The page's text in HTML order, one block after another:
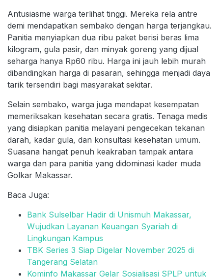
Antusiasme warga terlihat tinggi. Mereka rela antre
demi mendapatkan sembako dengan harga terjangkau.
Panitia menyiapkan dua ribu paket berisi beras lima
kilogram, gula pasir, dan minyak goreng yang dijual
seharga hanya Rp60 ribu. Harga ini jauh lebih murah
dibandingkan harga di pasaran, sehingga menjadi daya
tarik tersendiri bagi masyarakat sekitar.
Selain sembako, warga juga mendapat kesempatan
memeriksakan kesehatan secara gratis. Tenaga medis
yang disiapkan panitia melayani pengecekan tekanan
darah, kadar gula, dan konsultasi kesehatan umum.
Suasana hangat penuh keakraban tampak antara
warga dan para panitia yang didominasi kader muda
Golkar Makassar.
Baca Juga:
Bank Sulselbar Hadir di Unismuh Makassar,
Wujudkan Layanan Keuangan Syariah di
Lingkungan Kampus
TBK Series 3 Siap Digelar November 2025 di
Tangerang Selatan
Kominfo Makassar Gelar Sosialisasi SPLP untuk